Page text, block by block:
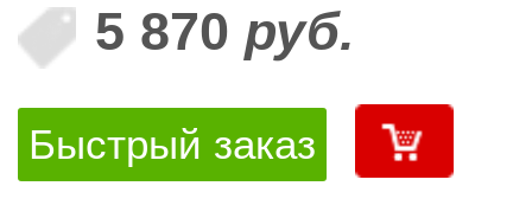
5 870 руб.
Быстрый заказ